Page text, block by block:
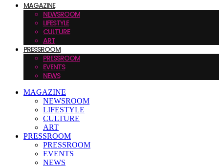
MAGAZINE
NEWSROOM
LIFESTYLE
CULTURE
ART
PRESSROOM
PRESSROOM
EVENTS
NEWS
MAGAZINE
NEWSROOM
LIFESTYLE
CULTURE
ART
PRESSROOM
PRESSROOM
EVENTS
NEWS